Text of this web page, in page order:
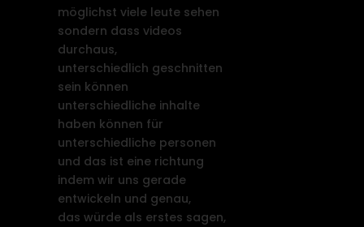
möglichst viele leute sehen
sondern dass videos
durchaus,
unterschiedlich geschnitten
sein können
unterschiedliche inhalte
haben können für
unterschiedliche personen
und das ist eine richtung
indem wir uns gerade
entwickeln und genau,
das würde als erstes sagen,